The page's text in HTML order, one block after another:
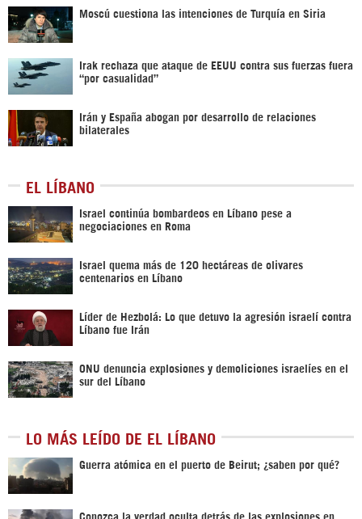
Moscú cuestiona las intenciones de Turquía en Siria
Irak rechaza que ataque de EEUU contra sus fuerzas fuera
“por casualidad”
Irán y España abogan por desarrollo de relaciones
bilaterales
EL LÍBANO
Israel continúa bombardeos en Líbano pese a
negociaciones en Roma
Israel quema más de 120 hectáreas de olivares
centenarios en Líbano
Líder de Hezbolá: Lo que detuvo la agresión israelí contra
Líbano fue Irán
ONU denuncia explosiones y demoliciones israelíes en el
sur del Líbano
LO MÁS LEÍDO DE EL LÍBANO
Guerra atómica en el puerto de Beirut; ¿saben por qué?
Conozca la verdad oculta detrás de las explosiones en